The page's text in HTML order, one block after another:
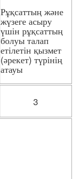
Рұқсаттың және
жүзеге асыру
үшін рұқсаттың
болуы талап
етілетін қызмет
(әрекет) түрінің
атауы
3